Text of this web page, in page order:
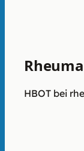
HBOT bei